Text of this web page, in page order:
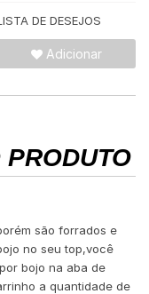
DE DESEJOS
Adicionar
são forrados e
no seu top,você
bojo na aba de
a quantidade de